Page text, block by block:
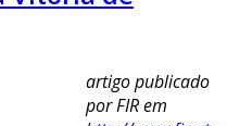
artigo publicado
por FIR em